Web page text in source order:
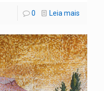
0 Leia mais